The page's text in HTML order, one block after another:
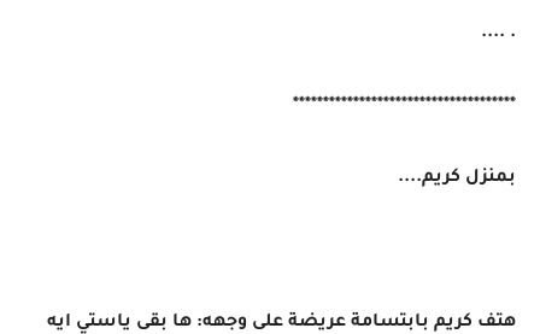
. ....
*************************************
بمنزل كريم....
هتف كريم بابتسامة عريضة على وجهه: ها بقى ياستي ايه